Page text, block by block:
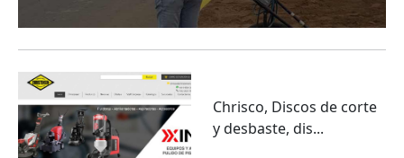
Chrisco, Discos de corte
y desbaste, dis...